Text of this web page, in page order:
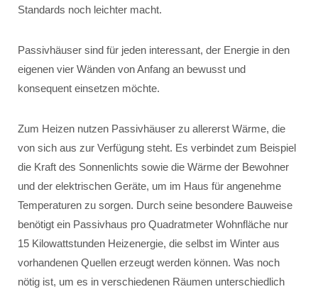
Standards noch leichter macht.
Passivhäuser sind für jeden interessant, der Energie in den
eigenen vier Wänden von Anfang an bewusst und
konsequent einsetzen möchte.
Zum Heizen nutzen Passivhäuser zu allererst Wärme, die
von sich aus zur Verfügung steht. Es verbindet zum Beispiel
die Kraft des Sonnenlichts sowie die Wärme der Bewohner
und der elektrischen Geräte, um im Haus für angenehme
Temperaturen zu sorgen. Durch seine besondere Bauweise
benötigt ein Passivhaus pro Quadratmeter Wohnfläche nur
15 Kilowattstunden Heizenergie, die selbst im Winter aus
vorhandenen Quellen erzeugt werden können. Was noch
nötig ist, um es in verschiedenen Räumen unterschiedlich